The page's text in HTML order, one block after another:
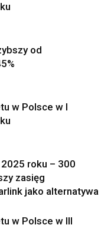
od
w Polsce w I
roku – 300
zasięg
jako alternatywa
w Polsce w III